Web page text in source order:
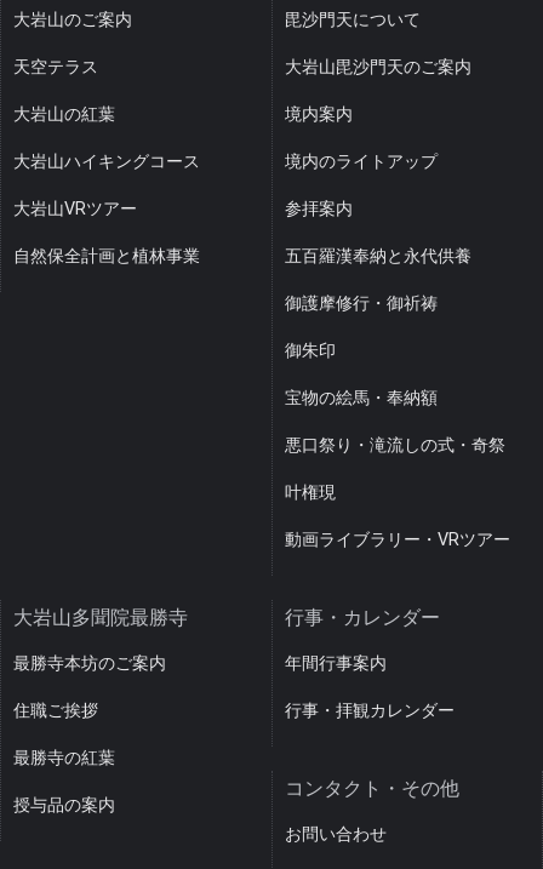
大岩山のご案内
天空テラス
大岩山の紅葉
大岩山ハイキングコース
大岩山VRツアー
自然保全計画と植林事業
毘沙門天について
大岩山毘沙門天のご案内
境内案内
境内のライトアップ
参拝案内
五百羅漢奉納と永代供養
御護摩修行・御祈祷
御朱印
宝物の絵馬・奉納額
悪口祭り・滝流しの式・奇祭
叶権現
動画ライブラリー・VRツアー
大岩山多聞院最勝寺
最勝寺本坊のご案内
住職ご挨拶
最勝寺の紅葉
授与品の案内
行事・カレンダー
年間行事案内
行事・拝観カレンダー
コンタクト・その他
お問い合わせ